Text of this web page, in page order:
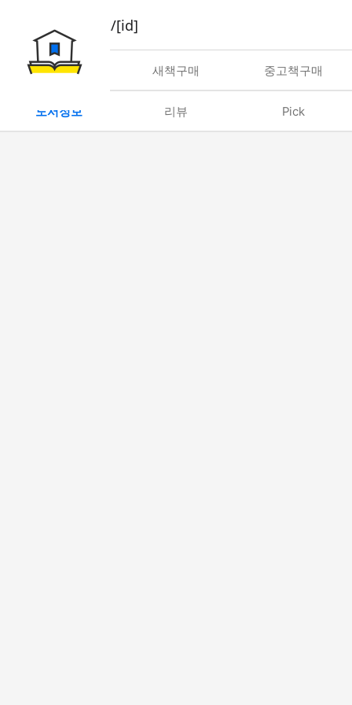
book/rent/[id]
대여 새책구매 중고책구매
도서정보 리뷰 Pick